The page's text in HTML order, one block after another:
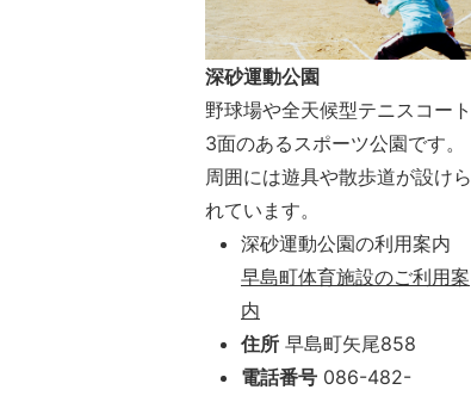
深砂運動公園
野球場や全天候型テニスコート
3面のあるスポーツ公園です。
周囲には遊具や散歩道が設けら
れています。
深砂運動公園の利用案内
早島町体育施設のご利用案
内
住所 早島町矢尾858
電話番号 086-482-